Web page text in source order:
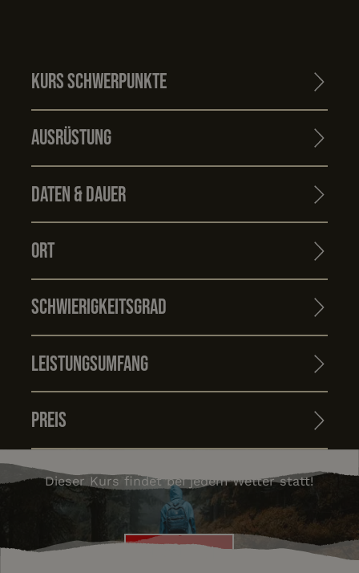
Kurs Schwerpunkte
Ausrüstung
Daten & Dauer
Ort
Schwierigkeitsgrad
Leistungsumfang
Preis
Dieser Kurs findet bei jedem Wetter statt!
Kurs buchen
Kurs buchen